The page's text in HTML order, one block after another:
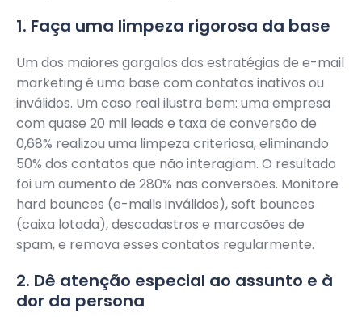
1. Faça uma limpeza rigorosa da base
Um dos maiores gargalos das estratégias de e-mail
marketing é uma base com contatos inativos ou
inválidos. Um caso real ilustra bem: uma empresa
com quase 20 mil leads e taxa de conversão de
0,68% realizou uma limpeza criteriosa, eliminando
50% dos contatos que não interagiam. O resultado
foi um aumento de 280% nas conversões. Monitore
hard bounces (e-mails inválidos), soft bounces
(caixa lotada), descadastros e marcasões de
spam, e remova esses contatos regularmente.
2. Dê atenção especial ao assunto e à
dor da persona